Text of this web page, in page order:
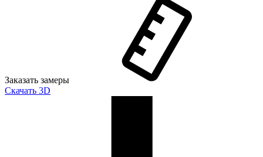
Заказать замеры
Скачать 3D